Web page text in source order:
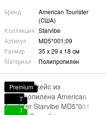
Бренд
American Tourister
(США)
Коллекция Starvibe
Артикул
MD5*001;09
Размер
35 х 29 х 18 см
Материал
Полипропилен
Premium
7
7